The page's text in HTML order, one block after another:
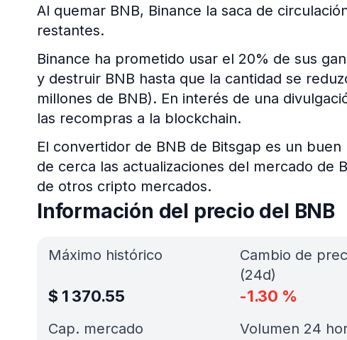
Al quemar BNB, Binance la saca de
restantes.
Binance ha prometido usar el 20% de sus
y destruir BNB hasta que la cantidad se
millones de BNB). En interés de una
las recompras a la blockchain.
El convertidor de BNB de Bitsgap es un
de cerca las actualizaciones del mercado de
de otros cripto mercados.
Información del precio del BNB
Máximo histórico
$ 1 370.55
Cap. mercado
Cambio de
(24d)
-1.30 %
Volumen 24